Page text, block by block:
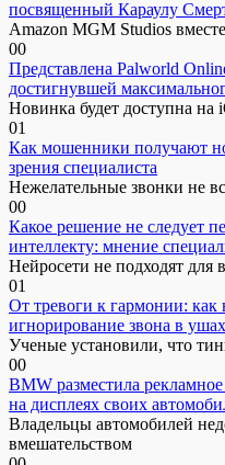
посвященный Караулу
Amazon MGM Studios
00
Представлена Palworld
достигнувшей
Новинка будет доступна
01
Как мошенники получают
зрения специалиста
Нежелательные звонки не
00
Какое решение не следует
интеллекту: мнение
Нейросети не подходят для
01
От тревоги к гармонии: как
игнорирование звона в ушах
Ученые установили, что
00
BMW разместила
на дисплеях своих
Владельцы автомобилей
вмешательством